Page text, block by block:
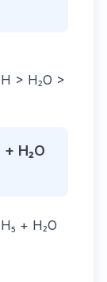
> H₂O >
H₂O
+ H₂O